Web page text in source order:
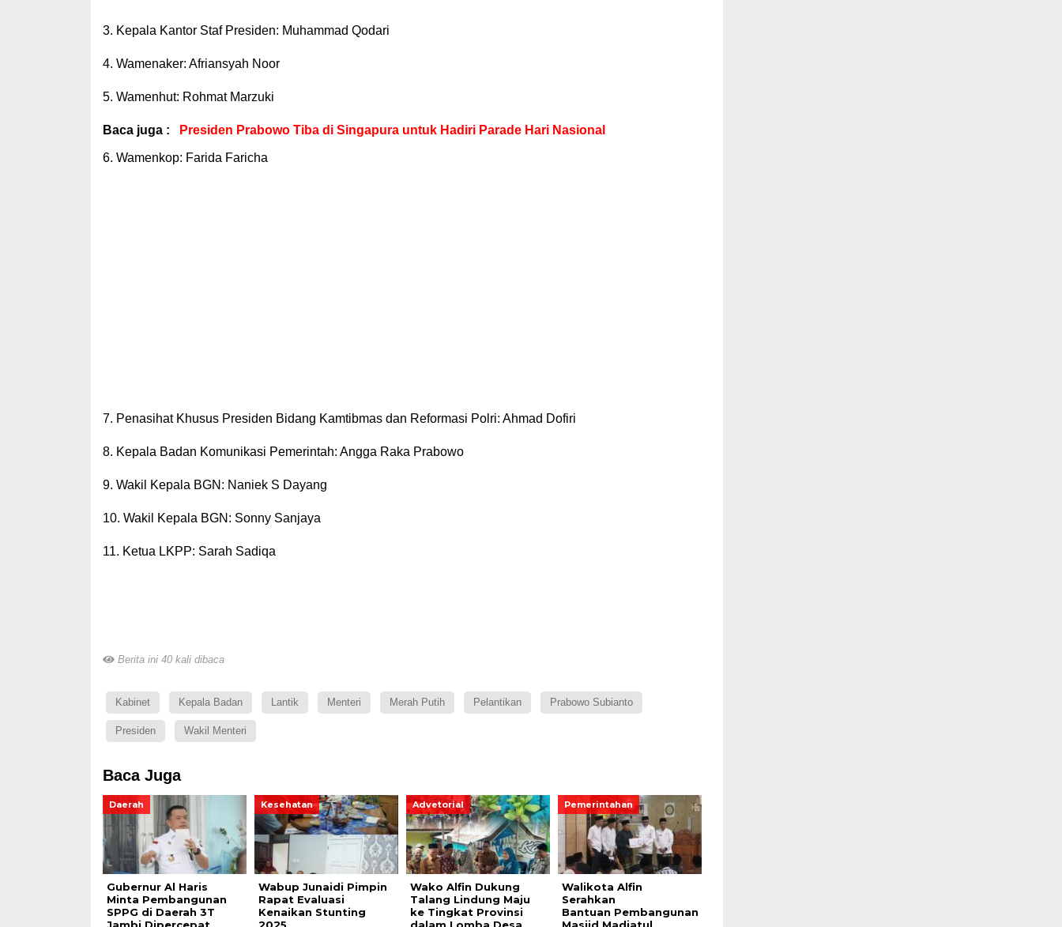
3. Kepala Kantor Staf Presiden: Muhammad Qodari
4. Wamenaker: Afriansyah Noor
5. Wamenhut: Rohmat Marzuki
Baca juga : Presiden Prabowo Tiba di Singapura untuk Hadiri Parade Hari Nasional
6. Wamenkop: Farida Faricha
7. Penasihat Khusus Presiden Bidang Kamtibmas dan Reformasi Polri: Ahmad Dofiri
8. Kepala Badan Komunikasi Pemerintah: Angga Raka Prabowo
9. Wakil Kepala BGN: Naniek S Dayang
10. Wakil Kepala BGN: Sonny Sanjaya
11. Ketua LKPP: Sarah Sadiqa
Berita ini 40 kali dibaca
Kabinet Kepala Badan Lantik Menteri Merah Putih Pelantikan Prabowo Subianto
Presiden Wakil Menteri
Baca Juga
Daerah
Gubernur Al Haris
Minta Pembangunan
SPPG di Daerah 3T
Jambi Dipercepat
Kesehatan
Wabup Junaidi Pimpin
Rapat Evaluasi
Kenaikan Stunting
2025
Advetorial
Wako Alfin Dukung
Talang Lindung Maju
ke Tingkat Provinsi
dalam Lomba Desa
Pemerintahan
Walikota Alfin
Serahkan
Bantuan Pembangunan
Masjid Madiatul